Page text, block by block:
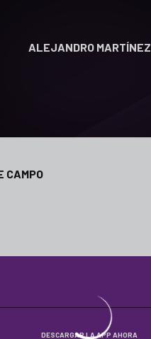
ALEJANDRO MARTÍNEZ
CAMPO
DESCARGAR LA APP AHORA